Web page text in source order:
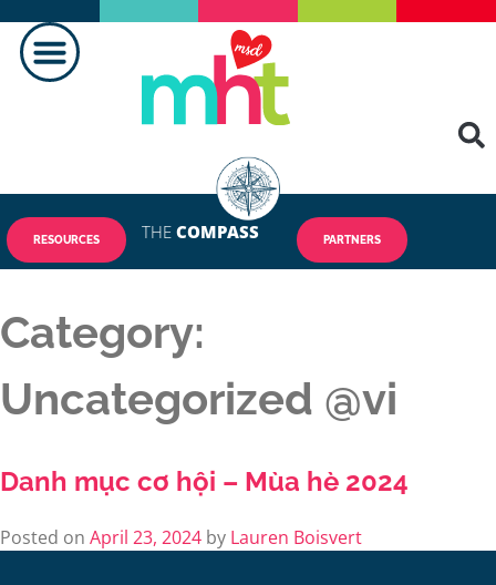
RESOURCES THE COMPASS PARTNERS
Category:
Uncategorized @vi
Danh mục cơ hội – Mùa hè 2024
Posted on April 23, 2024 by Lauren Boisvert